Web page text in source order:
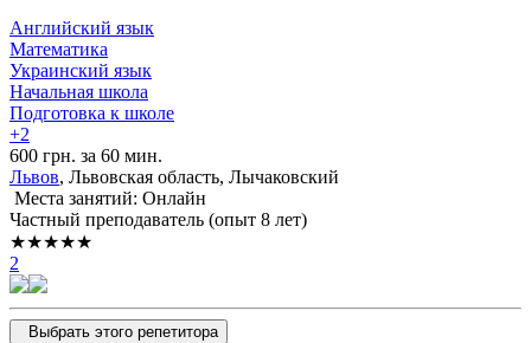
Английский язык
Математика
Украинский язык
Начальная школа
Подготовка к школе
+2
600 грн. за 60 мин.
Львов, Львовская область, Лычаковский
Места занятий: Онлайн
Частный преподаватель (опыт 8 лет)
★★★★★
2
Выбрать этого репетитора